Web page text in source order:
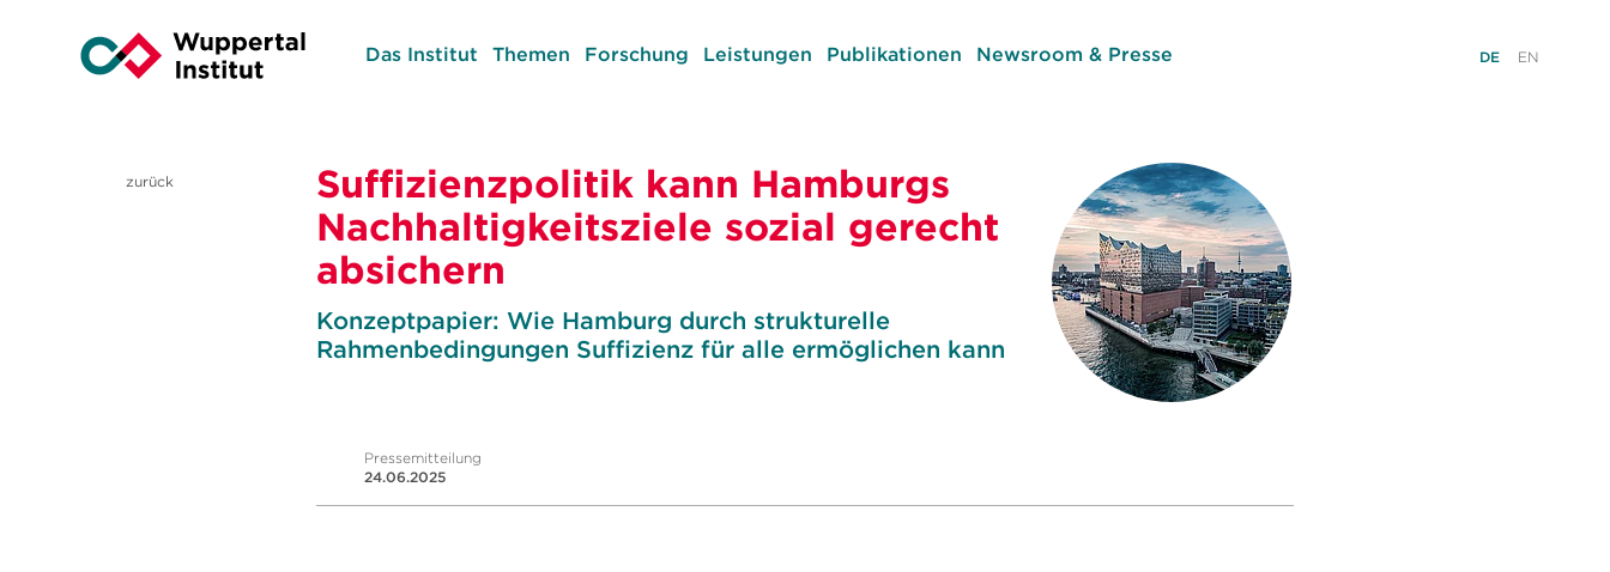
Das Institut Themen Forschung Leistungen Publikationen Newsroom & Presse DE EN
zurück
Suffizienzpolitik kann Hamburgs
Nachhaltigkeitsziele sozial gerecht
absichern
Konzeptpapier: Wie Hamburg durch strukturelle
Rahmenbedingungen Suffizienz für alle ermöglichen kann
Pressemitteilung
24.06.2025